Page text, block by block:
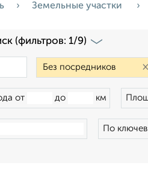
Земельные участки
(фильтров: 1/9)
×
от до км
По